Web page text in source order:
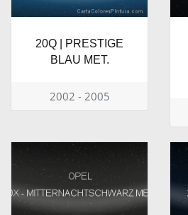
20Q | PRESTIGE
BLAU MET.
2002 - 2005